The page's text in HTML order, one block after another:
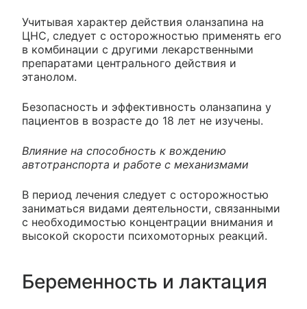
Учитывая характер действия оланзапина на
ЦНС, следует с осторожностью применять его
в комбинации с другими лекарственными
препаратами центрального действия и
этанолом.
Безопасность и эффективность оланзапина у
пациентов в возрасте до 18 лет не изучены.
Влияние на способность к вождению
автотранспорта и работе с механизмами
В период лечения следует с осторожностью
заниматься видами деятельности, связанными
с необходимостью концентрации внимания и
высокой скорости психомоторных реакций.
Беременность и лактация